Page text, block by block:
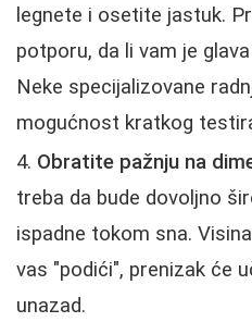
legnete i osetite jastuk.
potporu, da li vam je
Neke specijalizovane
mogućnost kratkog
Obratite pažnju na
treba da bude dovoljno
ispadne tokom sna.
vas "podići", prenizak će
unazad.